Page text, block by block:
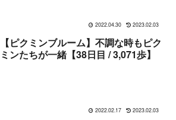
2022.04.30 2023.02.03
【ピクミンブルーム】不調な時もピク
ミンたちが一緒【38日目 / 3,071歩】
2022.02.17 2023.02.03